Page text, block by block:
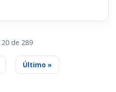
de 289
Último »